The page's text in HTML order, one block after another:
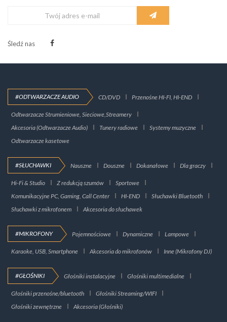
Śledź nas
#ODTWARZACZE AUDIO CD/DVD Przenośne HI-FI, HI-END
Odtwarzacze Strumieniowe, Sieciowe,Streamery
Akcesoria (Odtwarzacze Audio)
Tunery radiowe
Systemy muzyczne
Odtwarzacze kasetowe
#SŁUCHAWKI Nauszne Douszne Dokanałowe Dla graczy
Hi-Fi & Studio Z redukcją szumów
Sportowe
Komunikacyjne PC, Gaming, Call Center
HI-END
Słuchawki Bluetooth
Słuchawki z mikrofonem
Akcesoria do słuchawek
#MIKROFONY Pojemnościowe Dynamiczne Lampowe
Karaoke, USB, Smartphone Akcesoria do mikrofonów Inne (Mikrofony DJ)
#GŁOŚNIKI Głośniki instalacyjne Głośniki multimedialne
Głośniki przenośne/bluetooth
Głośniki Streaming/WIFI
Głośniki zewnętrzne
Akcesoria (Głośniki)